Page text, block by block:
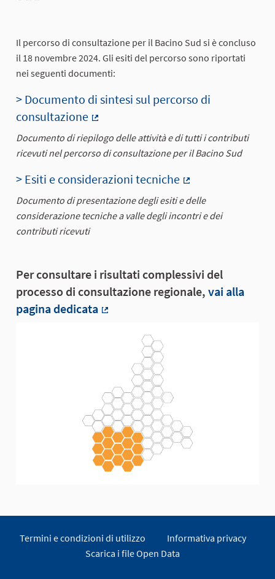
Il percorso di consultazione per il Bacino Sud si è concluso
il 18 novembre 2024. Gli esiti del percorso sono riportati
nei seguenti documenti:
> Documento di sintesi sul percorso di
consultazione
Documento di riepilogo delle attività e di tutti i contributi
ricevuti nel percorso di consultazione per il Bacino Sud
> Esiti e considerazioni tecniche
Documento di presentazione degli esiti e delle
considerazione tecniche a valle degli incontri e dei
contributi ricevuti
Per consultare i risultati complessivi del
processo di consultazione regionale, vai alla
pagina dedicata
Termini e condizioni di utilizzo
Informativa privacy
Scarica i file Open Data